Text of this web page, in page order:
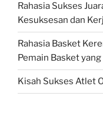
Rahasia Sukses
Kesuksesan dan
Rahasia Basket
Pemain Basket
Kisah Sukses Atlet